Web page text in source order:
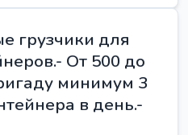
грузчики для
От 500 до
минимум 3
в день.-